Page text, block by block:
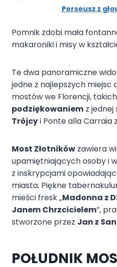
Perseusz z
Pomnik zdobi mała
makaroniki i misy w
Te dwa panoramiczne
jedne z najlepszych miejsc
mostów we Florencji,
podziękowaniem z
Trójcyi Ponte alla Carraia
Most Złotników zawiera
upamiętniających osoby i
z inskrypcjami
miasta. Piękne
mieści fresk „Madonna z
Janem Chrzcicielem”,
stworzone przez Jan z
POŁUDNIK